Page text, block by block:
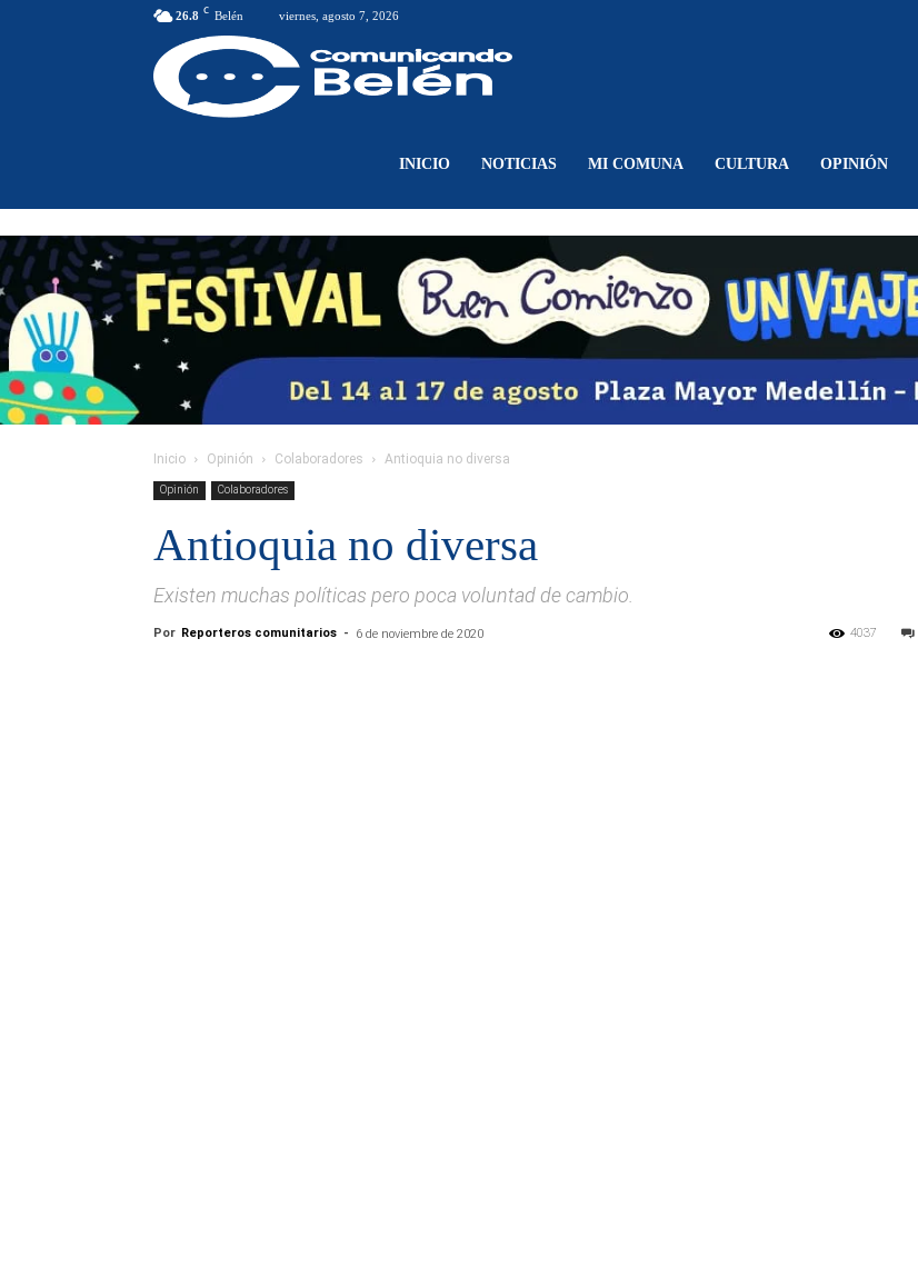
26.8 C Belén viernes, agosto 7, 2026
Belén
INICIO NOTICIAS MI COMUNA CULTURA OPINIÓN
Inicio Opinión Colaboradores Antioquia no diversa
Opinión Colaboradores
Antioquia no diversa
Existen muchas políticas pero poca voluntad de cambio.
Por Reporteros comunitarios - 6 de noviembre de 2020 4037